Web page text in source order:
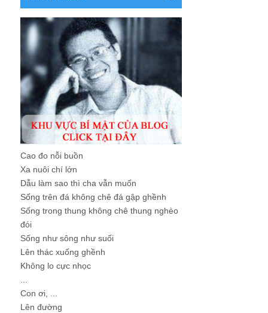
Cao đo nỗi buồn
Xa nuôi chí lớn
Dẫu làm sao thì cha vẫn muốn
Sống trên đá không chê đá gập ghềnh
Sống trong thung không chê thung nghèo
đói
Sống như sông như suối
Lên thác xuống ghềnh
Không lo cực nhọc
...
Con ơi, ...
Lên đường